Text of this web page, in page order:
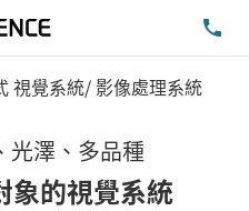
視覺系統/ 影像處理系統
光澤、多品種
象的視覺系統